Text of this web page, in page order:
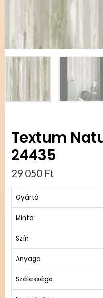
Textum
24435
29 050 Ft
Gyártó
Minta
Szín
Anyaga
Szélessége